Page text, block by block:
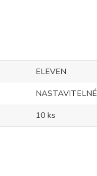
ELEVEN
NASTAVITELNÉ
10 ks